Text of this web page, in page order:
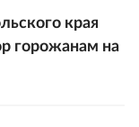
края
горожанам на